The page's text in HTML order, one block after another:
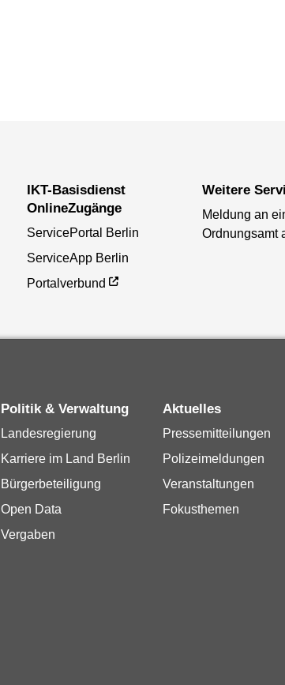
IKT-Basisdienst
OnlineZugänge
ServicePortal Berlin
ServiceApp Berlin
Portalverbund
Weitere
Meldung an
Ordnungsamt
Politik & Verwaltung
Landesregierung
Karriere im Land Berlin
Bürgerbeteiligung
Open Data
Vergaben
Aktuelles
Pressemitteilungen
Polizeimeldungen
Veranstaltungen
Fokusthemen